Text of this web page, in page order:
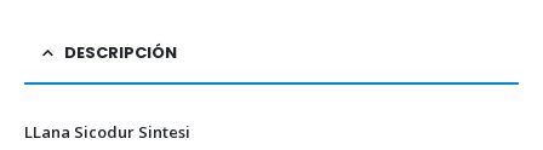
DESCRIPCIÓN
LLana Sicodur Sintesi